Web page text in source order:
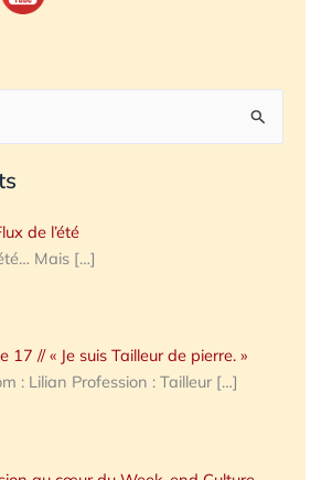
de l’été
Mais […]
17 // « Je suis Tailleur de pierre. »
: Lilian Profession : Tailleur […]